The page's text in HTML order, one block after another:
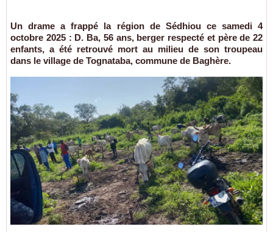
Un drame a frappé la région de Sédhiou ce samedi 4
octobre 2025 : D. Ba, 56 ans, berger respecté et père de 22
enfants, a été retrouvé mort au milieu de son troupeau
dans le village de Tognataba, commune de Baghère.